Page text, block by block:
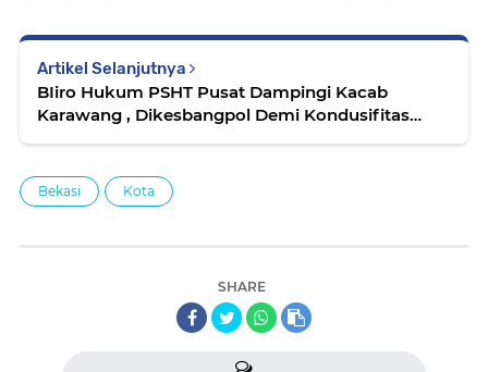
Artikel Selanjutnya
BIiro Hukum PSHT Pusat Dampingi Kacab
Karawang , Dikesbangpol Demi Kondusifitas
Bekasi Kota
SHARE